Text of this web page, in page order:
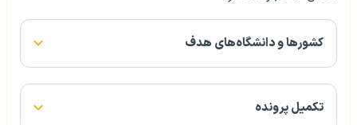
کشورها و دانشگاه‌های هدف
تکمیل پرونده